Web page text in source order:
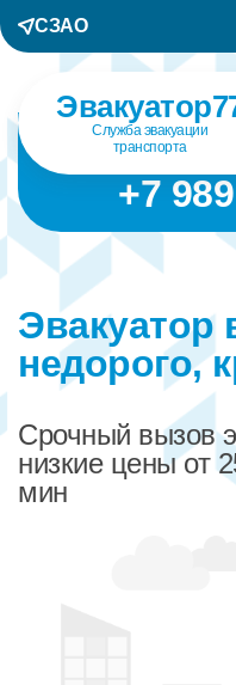
СЗАО
Служба эвакуации
транспорта
+7
недорого,
Срочный вызов
низкие цены от
мин